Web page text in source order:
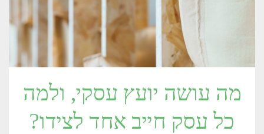
מה עושה יועץ עסקי, ולמה
כל עסק חייב אחד לצידו?